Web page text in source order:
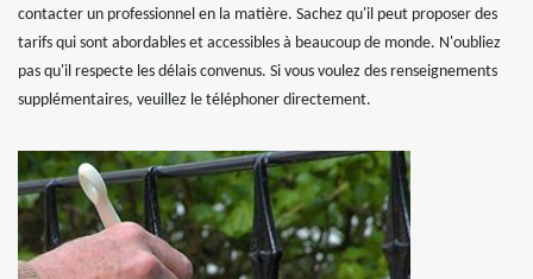
contacter un professionnel en la matière. Sachez qu'il peut proposer des
tarifs qui sont abordables et accessibles à beaucoup de monde. N'oubliez
pas qu'il respecte les délais convenus. Si vous voulez des renseignements
supplémentaires, veuillez le téléphoner directement.